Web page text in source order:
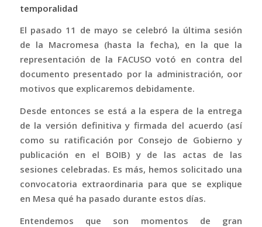
temporalidad
El pasado 11 de mayo se celebró la última sesión
de la Macromesa (hasta la fecha), en la que la
representación de la FACUSO votó en contra del
documento presentado por la administración, oor
motivos que explicaremos debidamente.
Desde entonces se está a la espera de la entrega
de la versión definitiva y firmada del acuerdo (así
como su ratificación por Consejo de Gobierno y
publicación en el BOIB) y de las actas de las
sesiones celebradas. Es más, hemos solicitado una
convocatoria extraordinaria para que se explique
en Mesa qué ha pasado durante estos días.
Entendemos que son momentos de gran